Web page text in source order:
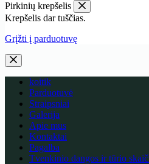
Pirkinių krepšelis
Krepšelis dar tuščias.
Grįžti į parduotuvę
koitik
Parduotuvė
Straipsniai
Galerija
Apie mus
Kontaktai
Pagalba
Tvenkinio dangos ir tūrio